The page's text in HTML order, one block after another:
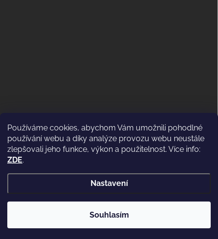
Používáme cookies, abychom Vám umožnili pohodlné
používání webu a díky analýze provozu webu neustále
zlepšovali jeho funkce, výkon a použitelnost. Více info:
ZDE.
Nastavení
Souhlasím
ODSTOUPENÍ OD KUPNÍ SMLOUVY
(VRÁCENÍ)
WWW.CASSIDI.CZ . Všechna práva vyhrazena.